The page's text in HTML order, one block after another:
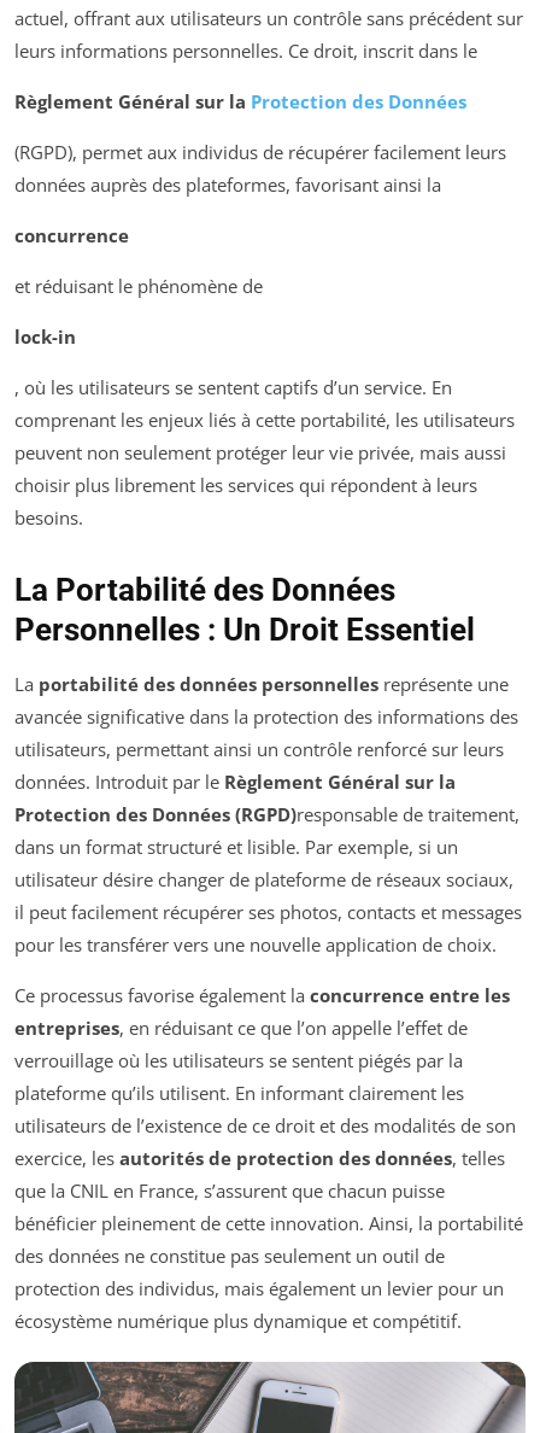
actuel, offrant aux utilisateurs un contrôle sans précédent sur
leurs informations personnelles. Ce droit, inscrit dans le
Règlement Général sur la Protection des Données
(RGPD), permet aux individus de récupérer facilement leurs
données auprès des plateformes, favorisant ainsi la
concurrence
et réduisant le phénomène de
lock-in
, où les utilisateurs se sentent captifs d’un service. En
comprenant les enjeux liés à cette portabilité, les utilisateurs
peuvent non seulement protéger leur vie privée, mais aussi
choisir plus librement les services qui répondent à leurs
besoins.
La Portabilité des Données
Personnelles : Un Droit Essentiel
La portabilité des données personnelles représente une
avancée significative dans la protection des informations des
utilisateurs, permettant ainsi un contrôle renforcé sur leurs
données. Introduit par le Règlement Général sur la
Protection des Données (RGPD)responsable de traitement,
dans un format structuré et lisible. Par exemple, si un
utilisateur désire changer de plateforme de réseaux sociaux,
il peut facilement récupérer ses photos, contacts et messages
pour les transférer vers une nouvelle application de choix.
Ce processus favorise également la concurrence entre les
entreprises, en réduisant ce que l’on appelle l’effet de
verrouillage où les utilisateurs se sentent piégés par la
plateforme qu’ils utilisent. En informant clairement les
utilisateurs de l’existence de ce droit et des modalités de son
exercice, les autorités de protection des données, telles
que la CNIL en France, s’assurent que chacun puisse
bénéficier pleinement de cette innovation. Ainsi, la portabilité
des données ne constitue pas seulement un outil de
protection des individus, mais également un levier pour un
écosystème numérique plus dynamique et compétitif.